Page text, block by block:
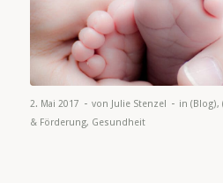
2. Mai 2017 - von Julie Stenzel - in (Blog),
& Förderung, Gesundheit